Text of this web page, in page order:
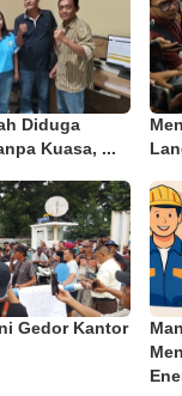
Diduga
Kuasa, ...
Gedor Kantor